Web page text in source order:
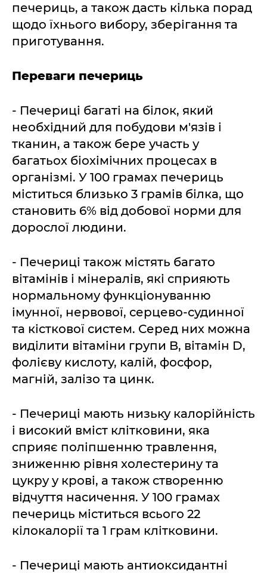
печериць, а також дасть кілька порад
щодо їхнього вибору, зберігання та
приготування.
Переваги печериць
- Печериці багаті на білок, який
необхідний для побудови м'язів і
тканин, а також бере участь у
багатьох біохімічних процесах в
організмі. У 100 грамах печериць
міститься близько 3 грамів білка, що
становить 6% від добової норми для
дорослої людини.
- Печериці також містять багато
вітамінів і мінералів, які сприяють
нормальному функціонуванню
імунної, нервової, серцево-судинної
та кісткової систем. Серед них можна
виділити вітаміни групи B, вітамін D,
фолієву кислоту, калій, фосфор,
магній, залізо та цинк.
- Печериці мають низьку калорійність
і високий вміст клітковини, яка
сприяє поліпшенню травлення,
зниженню рівня холестерину та
цукру у крові, а також створенню
відчуття насичення. У 100 грамах
печериць міститься всього 22
кілокалорії та 1 грам клітковини.
- Печериці мають антиоксидантні